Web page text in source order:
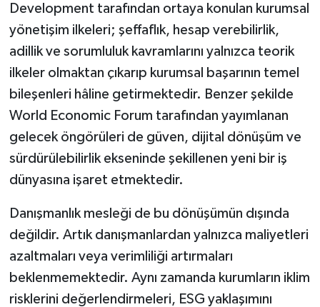
Development tarafından ortaya konulan kurumsal
yönetişim ilkeleri; şeffaflık, hesap verebilirlik,
adillik ve sorumluluk kavramlarını yalnızca teorik
ilkeler olmaktan çıkarıp kurumsal başarının temel
bileşenleri hâline getirmektedir. Benzer şekilde
World Economic Forum tarafından yayımlanan
gelecek öngörüleri de güven, dijital dönüşüm ve
sürdürülebilirlik ekseninde şekillenen yeni bir iş
dünyasına işaret etmektedir.
Danışmanlık mesleği de bu dönüşümün dışında
değildir. Artık danışmanlardan yalnızca maliyetleri
azaltmaları veya verimliliği artırmaları
beklenmemektedir. Aynı zamanda kurumların iklim
risklerini değerlendirmeleri, ESG yaklaşımını